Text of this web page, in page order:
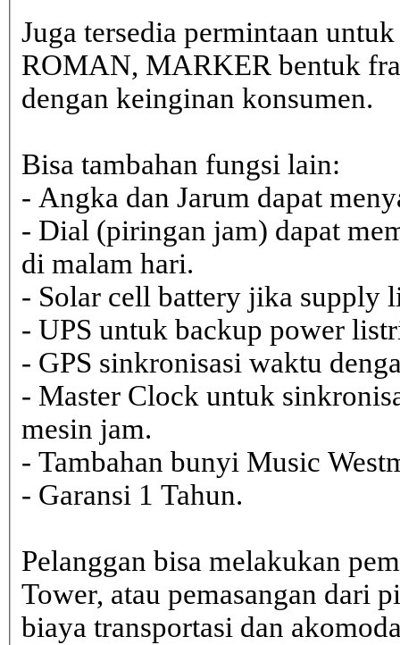
Juga tersedia permintaan
ROMAN, MARKER bentuk
dengan keinginan konsumen.
Bisa tambahan fungsi lain:
- Angka dan Jarum dapat
- Dial (piringan jam) dapat
di malam hari.
- Solar cell battery jika supply
- UPS untuk backup power
- GPS sinkronisasi waktu
- Master Clock untuk
mesin jam.
- Tambahan bunyi Music
- Garansi 1 Tahun.
Pelanggan bisa melakukan
Tower, atau pemasangan dari
biaya transportasi dan